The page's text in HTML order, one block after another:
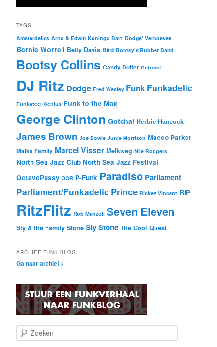
TAGS
Amsterdelics Arno & Edwin Konings Bart 'Dodge' Verhoeven
Bernie Worrell Betty Davis Bird Bootsy's Rubber Band
Bootsy Collins Candy Dulfer Defunkt
DJ Ritz Dodge Fred Wesley Funk Funkadelic
Funkateer Genius Funk to the Max
George Clinton Gotcha! Herbie Hancock
James Brown Joe Bowie Junie Morrison Maceo Parker
Malka Family Marcel Visser Melkweg Nile Rodgers
North Sea Jazz Club North Sea Jazz Festival
OctavePussy OOR P-Funk Paradiso Parliament
Parliament/Funkadelic Prince Rickey Vincent RIP
RitzFlitz Rob Manzoli Seven Eleven
Sly & the Family Stone Sly Stone The Cool Quest
ARCHIEF FUNK BLOG
Ga naar archief >
o